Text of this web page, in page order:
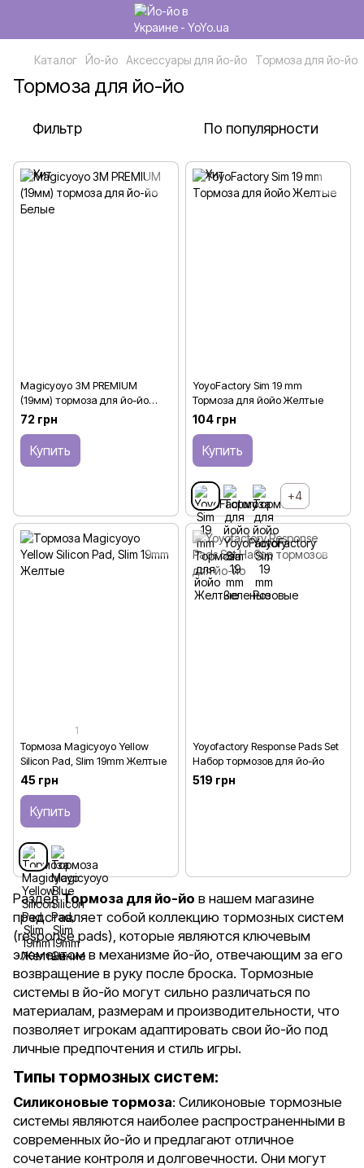
Каталог Йо-йо Аксессуары для йо-йо Тормоза для йо-йо
Тормоза для йо-йо
Фильтр По популярности
Magicyoyo 3М PREMIUM
(19мм) тормоза для йо-йо
Белые
72 грн
Купить
YoyoFactory Sim 19 mm
Тормоза для йойо Желтые
104 грн
Купить
+4
1
Тормоза Magicyoyo Yellow
Silicon Pad, Slim 19mm Желтые
45 грн
Купить
Yoyofactory Response Pads Set
Набор тормозов для йо-йо
519 грн
РазделТормоза для йо-йо в нашем магазине
представляет собой коллекцию тормозных систем
(response pads), которые являются ключевым
элементом в механизме йо-йо, отвечающим за его
возвращение в руку после броска. Тормозные
системы в йо-йо могут сильно различаться по
материалам, размерам и производительности, что
позволяет игрокам адаптировать свои йо-йо под
личные предпочтения и стиль игры.
Типы тормозных систем:
Силиконовые тормоза: Силиконовые тормозные
системы являются наиболее распространенными в
современных йо-йо и предлагают отличное
сочетание контроля и долговечности. Они могут